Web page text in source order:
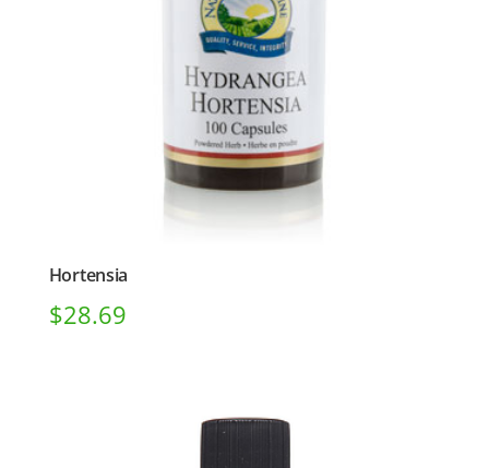
Hortensia
$28.69